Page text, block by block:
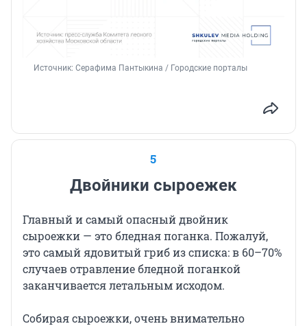
Источник: Серафима Пантыкина / Городские порталы
5
Двойники сыроежек
Главный и самый опасный двойник
сыроежки — это бледная поганка. Пожалуй,
это самый ядовитый гриб из списка: в 60–70%
случаев отравление бледной поганкой
заканчивается летальным исходом.
Собирая сыроежки, очень внимательно